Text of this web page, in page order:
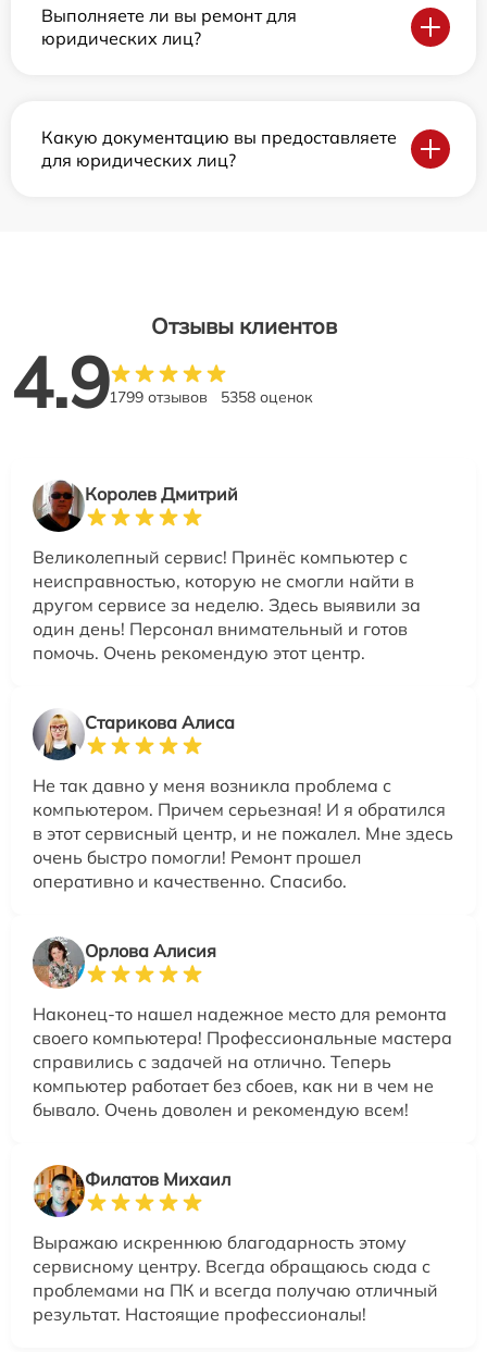
Выполняете ли вы ремонт для
юридических лиц?
Какую документацию вы предоставляете
для юридических лиц?
Отзывы клиентов
4.91799 отзывов 5358 оценок
Королев Дмитрий
Великолепный сервис! Принёс компьютер с
неисправностью, которую не смогли найти в
другом сервисе за неделю. Здесь выявили за
один день! Персонал внимательный и готов
помочь. Очень рекомендую этот центр.
Старикова Алиса
Не так давно у меня возникла проблема с
компьютером. Причем серьезная! И я обратился
в этот сервисный центр, и не пожалел. Мне здесь
очень быстро помогли! Ремонт прошел
оперативно и качественно. Спасибо.
Орлова Алисия
Наконец-то нашел надежное место для ремонта
своего компьютера! Профессиональные мастера
справились с задачей на отлично. Теперь
компьютер работает без сбоев, как ни в чем не
бывало. Очень доволен и рекомендую всем!
Филатов Михаил
Выражаю искреннюю благодарность этому
сервисному центру. Всегда обращаюсь сюда с
проблемами на ПК и всегда получаю отличный
результат. Настоящие профессионалы!